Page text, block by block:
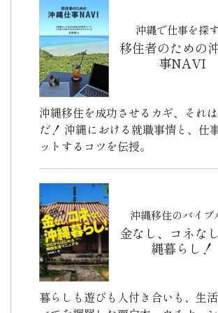
沖縄で仕事を探
移住者のための
事NAVI
沖縄移住を成功させるカギ、それ
だ！ 沖縄における就職事情と、仕
ットするコツを伝授。
沖縄移住のバイブ
金なし、コネな
縄暮らし！
暮らしも遊びも人付き合いも、生